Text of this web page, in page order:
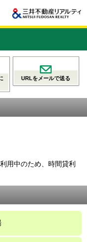
URLをメールで送る
用中のため、時間貸利